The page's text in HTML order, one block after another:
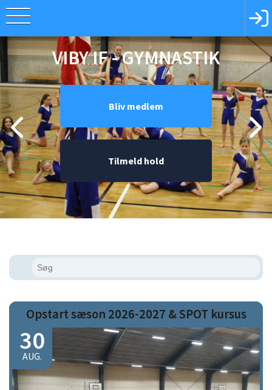
VIBY IF - GYMNASTIK
Bliv medlem
Tilmeld hold
Opstart sæson 2026-2027 & SPOT kursus
30
AUG.